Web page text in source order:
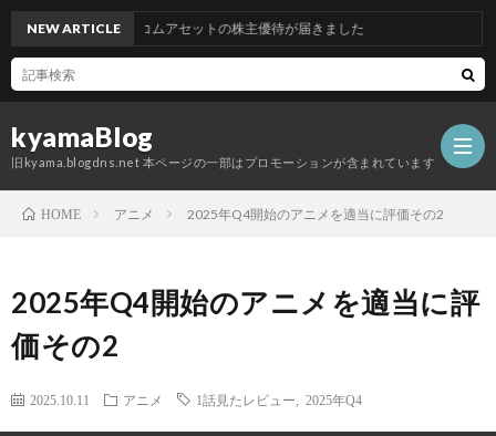
kyamaBlog
旧kyama.blogdns.net 本ページの一部はプロモーションが含まれています
NEW ARTICLE
グッドコムアセットの株主優待が届きました
HOME アニメ 2025年Q4開始のアニメを適当に評価その2
2025年Q4開始のアニメを適当に評
価その2
2025.10.11 アニメ 1話見たレビュー 2025年Q4